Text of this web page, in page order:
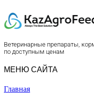
Ветеринарные препараты,
по доступным ценам
МЕНЮ САЙТА
Главная